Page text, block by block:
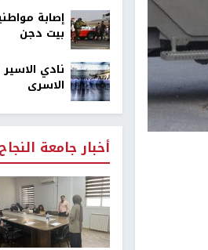
إصابة
بيت دجن
نادي
الاسرى
أخبار جامعة النجاح